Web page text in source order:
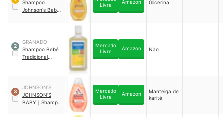
Shampoo
Johnson's Baby
Livre
Amazon Glicerina
2
GRANADO
Shampoo Bebê
Tradicional
Mercado
Livre
Amazon Não
3
JOHNSON'S
JOHNSON'S
BABY ｜ Shampoo
Mercado
Livre
Amazon
Manteiga de
karité